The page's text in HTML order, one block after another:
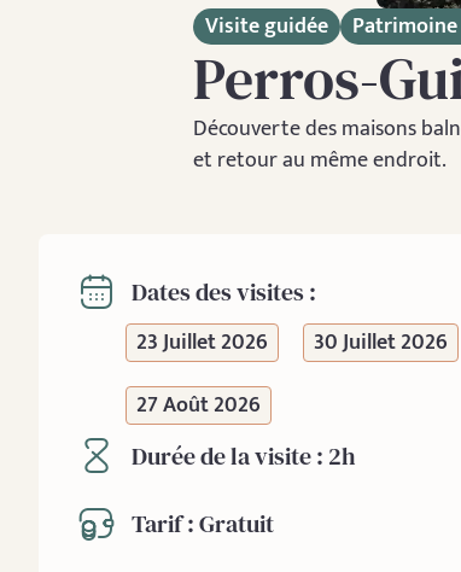
Visite guidée
Perros-
Découverte des maisons
et retour au même endroit.
Dates des visites :
23 Juillet 2026 30 Juillet 2026
27 Août 2026
Durée de la visite : 2h
Tarif : Gratuit